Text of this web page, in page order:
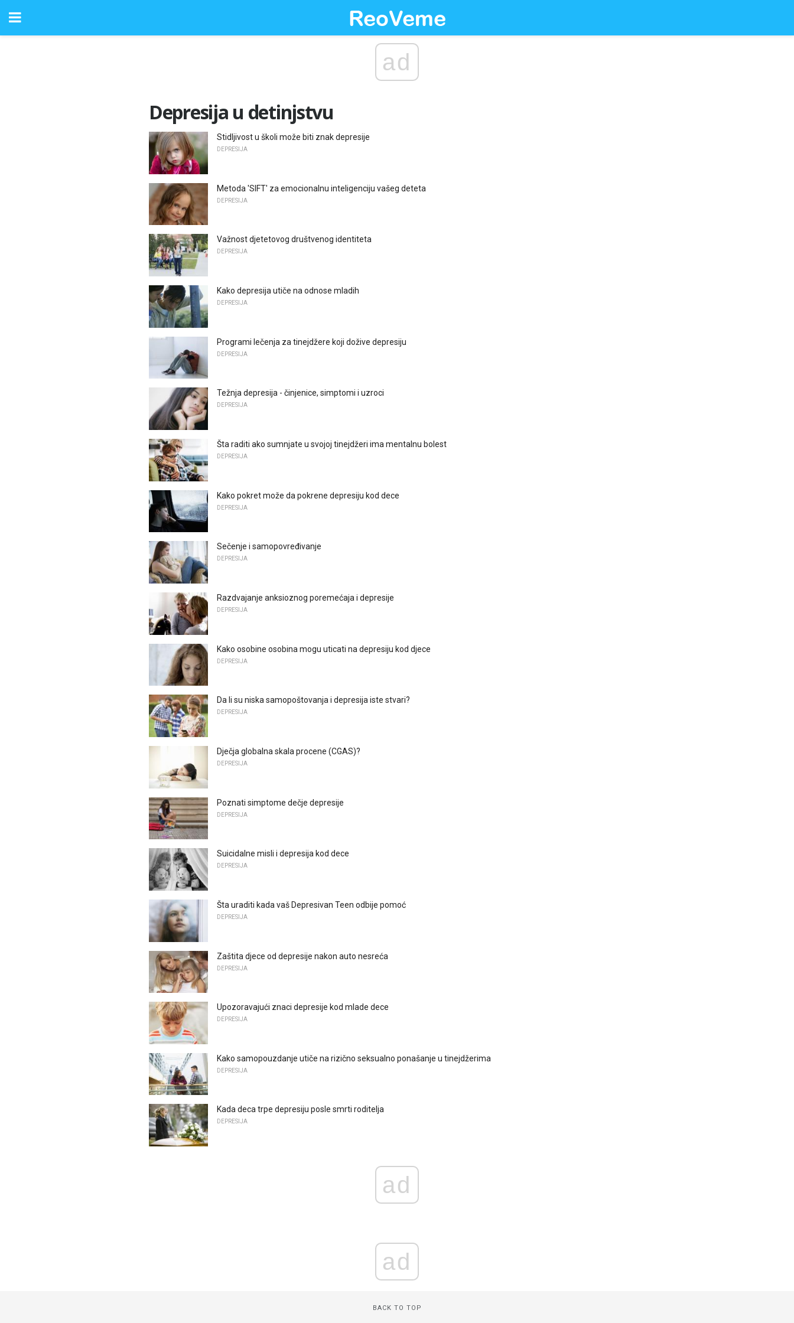
ad
Depresija u detinjstvu
Stidljivost u školi može biti znak depresije
DEPRESIJA
Metoda 'SIFT' za emocionalnu inteligenciju vašeg deteta
DEPRESIJA
Važnost djetetovog društvenog identiteta
DEPRESIJA
Kako depresija utiče na odnose mladih
DEPRESIJA
Programi lečenja za tinejdžere koji dožive depresiju
DEPRESIJA
Težnja depresija - činjenice, simptomi i uzroci
DEPRESIJA
Šta raditi ako sumnjate u svojoj tinejdžeri ima mentalnu bolest
DEPRESIJA
Kako pokret može da pokrene depresiju kod dece
DEPRESIJA
Sečenje i samopovređivanje
DEPRESIJA
Razdvajanje anksioznog poremećaja i depresije
DEPRESIJA
Kako osobine osobina mogu uticati na depresiju kod djece
DEPRESIJA
Da li su niska samopoštovanja i depresija iste stvari?
DEPRESIJA
Dječja globalna skala procene (CGAS)?
DEPRESIJA
Poznati simptome dečje depresije
DEPRESIJA
Suicidalne misli i depresija kod dece
DEPRESIJA
Šta uraditi kada vaš Depresivan Teen odbije pomoć
DEPRESIJA
Zaštita djece od depresije nakon auto nesreća
DEPRESIJA
Upozoravajući znaci depresije kod mlade dece
DEPRESIJA
Kako samopouzdanje utiče na rizično seksualno ponašanje u tinejdžerima
DEPRESIJA
Kada deca trpe depresiju posle smrti roditelja
DEPRESIJA
ad
ad
BACK TO TOP